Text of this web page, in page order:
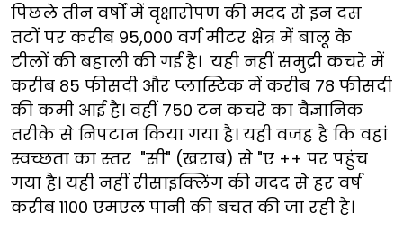
पिछले तीन वर्षों में वृक्षारोपण की मदद से इन दस
तटों पर करीब 95,000 वर्ग मीटर क्षेत्र में बालू के
टीलों की बहाली की गई है। यही नहीं समुद्री कचरे में
करीब 85 फीसदी और प्लास्टिक में करीब 78 फीसदी
की कमी आई है। वहीं 750 टन कचरे का वैज्ञानिक
तरीके से निपटान किया गया है। यही वजह है कि वहां
स्वच्छता का स्तर "सी" (खराब) से "ए ++ पर पहुंच
गया है। यही नहीं रीसाइक्लिंग की मदद से हर वर्ष
करीब 1100 एमएल पानी की बचत की जा रही है।